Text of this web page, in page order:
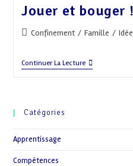
Jouer et bouger !
PostConfinement / Famille / Idée
Continuer La LectureJouer
Et
Catégories
Apprentissage
Compétences